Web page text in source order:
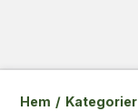
Hem / Kategorier